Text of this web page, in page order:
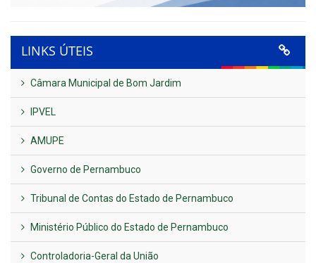
LINKS ÚTEIS
Câmara Municipal de Bom Jardim
IPVEL
AMUPE
Governo de Pernambuco
Tribunal de Contas do Estado de Pernambuco
Ministério Público do Estado de Pernambuco
Controladoria-Geral da União